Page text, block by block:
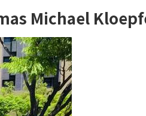
Michael